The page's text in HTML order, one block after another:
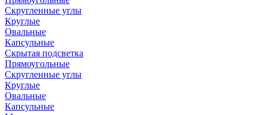
Скругленные углы
Круглые
Овальные
Капсульные
Скрытая подсветка
Прямоугольные
Скругленные углы
Круглые
Овальные
Капсульные